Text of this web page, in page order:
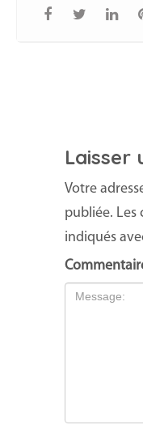
Laisser
Votre
publiée.
indiqués